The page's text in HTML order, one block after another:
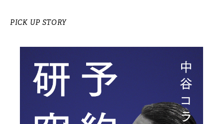
PICK UP STORY